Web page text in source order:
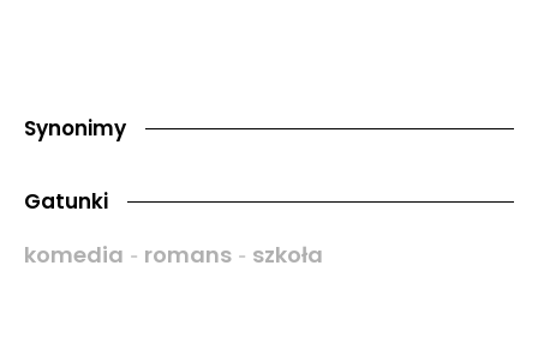
Synonimy
Gatunki
komedia - romans - szkoła